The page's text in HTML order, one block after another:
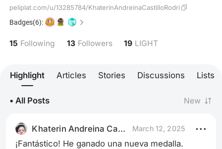
peliplat.com/u/13285784/KhaterinAndreinaCastilloRodri
Badges(6):
15 Following 13 Followers 19 LIGHT
Highlight Articles Stories Discussions Lists
• All Posts New
Khaterin Andreina Castillo Rodri March 12, 2025
¡Fantástico! He ganado una nueva medalla.